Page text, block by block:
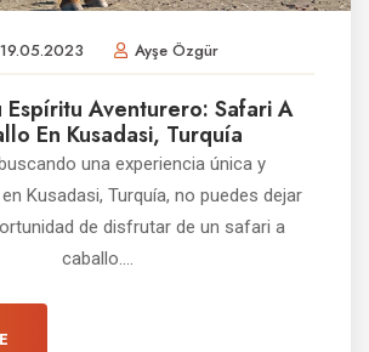
19.05.2023 Ayşe Özgür
Espíritu Aventurero: Safari A
En Kusadasi, Turquía
una experiencia única y
Kusadasi, Turquía, no puedes dejar
de disfrutar de un safari a
caballo....